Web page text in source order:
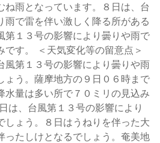
ね雨となっています。８日は、台
雨で雷を伴い激しく降る所がある
第１３号の影響により曇りや雨で
です。 ＜天気変化等の留意点＞
第１３号の影響により曇りや雨
ょう。薩摩地方の９日０６時まで
水量は多い所で７０ミリの見込み
、台風第１３号の影響により
しょう。８日はうねりを伴った大
ったしけとなるでしょう。奄美地